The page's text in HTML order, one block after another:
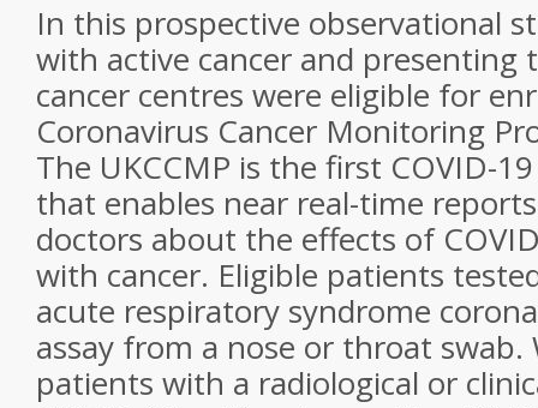
In this prospective observational
with active cancer and
cancer centres were eligible for
Coronavirus Cancer Monitoring
The UKCCMP is the first COVID-
that enables near real-time
doctors about the effects of
with cancer. Eligible patients
acute respiratory syndrome
assay from a nose or throat swab.
patients with a radiological or